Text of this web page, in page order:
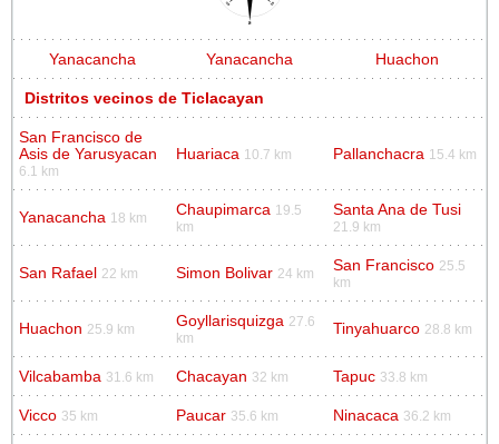
Yanacancha Yanacancha Huachon
Distritos vecinos de Ticlacayan
San Francisco de
Asis de Yarusyacan
6.1 km
Huariaca 10.7 km Pallanchacra 15.4 km
Yanacancha 18 km Chaupimarca 19.5
km
Santa Ana de Tusi
21.9 km
San Rafael 22 km Simon Bolivar 24 km San Francisco 25.5
km
Huachon 25.9 km Goyllarisquizga 27.6
km
Tinyahuarco 28.8 km
Vilcabamba 31.6 km Chacayan 32 km Tapuc 33.8 km
Vicco 35 km Paucar 35.6 km Ninacaca 36.2 km